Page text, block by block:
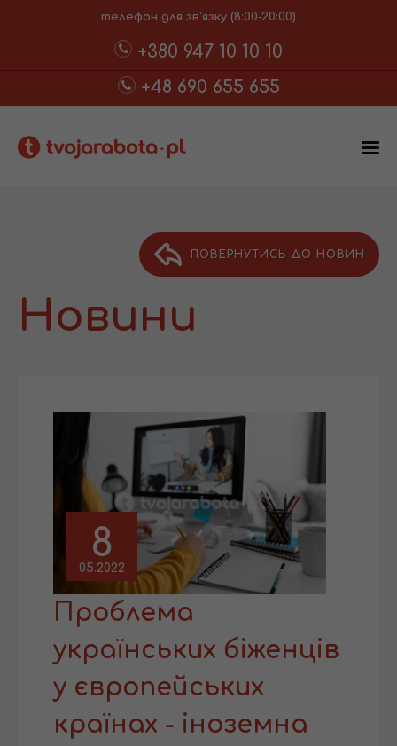
телефон для зв'язку (8:00-20:00)
+380 947 10 10 10
+48 690 655 655
ПОВЕРНУТИСЬ ДО НОВИН
Новини
8
05.2022
Проблема
українських біженців
у європейських
країнах - іноземна